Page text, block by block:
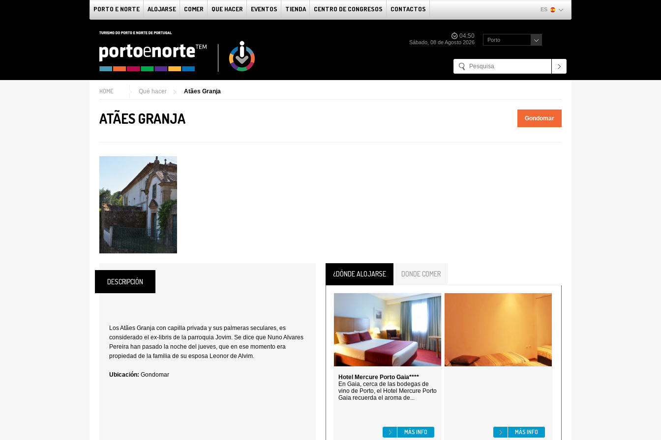
PORTO E NORTE ALOJARSE COMER QUE HACER EVENTOS TIENDA CENTRO DE CONGRESOS CONTACTOS ES
04:50
Sábado, 08 de Agosto 2026 Porto
HOME Qué hacer Atães Granja
ATÃES GRANJA Gondomar
DESCRIPCIÓN
Los Atães Granja con capilla privada y sus palmeras seculares, es
considerado el ex-libris de la parroquia Jovim. Se dice que Nuno Alvares
Pereira han pasado la noche del jueves, que en ese momento era
propiedad de la familia de su esposa Leonor de Alvim.
Ubicación: Gondomar
¿DÓNDE ALOJARSE DONDE COMER
Hotel Mercure Porto Gaia****
En Gaia, cerca de las bodegas de
vino de Porto, el Hotel Mercure Porto
Gaia recuerda el aroma de...
MÁS INFO MÁS INFO